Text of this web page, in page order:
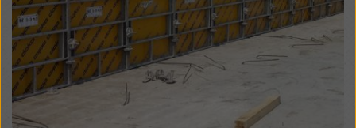
legales efectivos contra esto. Puede rechazar todas
las cookies que requieran consentimiento haciendo
clic en «Rechazar» o ajustando su configuración de
cookieshaciendo clic en configuración de cookies en
la parte inferior de este sitio web y utilizando las
casillas de verificación correspondientes. Puede
revocar su consentimiento en cualquier momento con